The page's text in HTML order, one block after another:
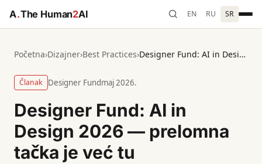
A.The Human2AI EN RU SR
Početna›Dizajner›Best Practices› Designer Fund: AI in Design 2026 — prelomna tačka je već tu
Članak Designer Fundmaj 2026.
Designer Fund: AI in
Design 2026 — prelomna
tačka je već tu